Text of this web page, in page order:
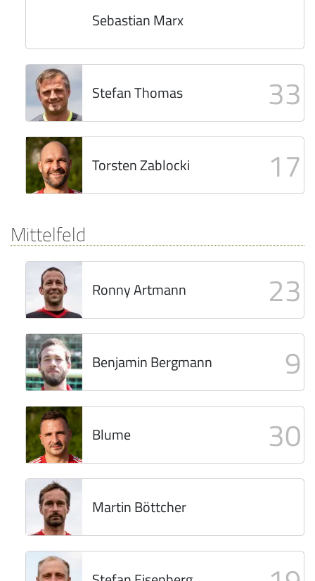
Sebastian Marx
Stefan Thomas 33
Torsten Zablocki 17
Mittelfeld
Ronny Artmann 23
Benjamin Bergmann 9
Blume 30
Martin Böttcher